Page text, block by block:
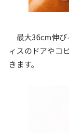
最大36cm伸び
ィスのドアやコ
きます。